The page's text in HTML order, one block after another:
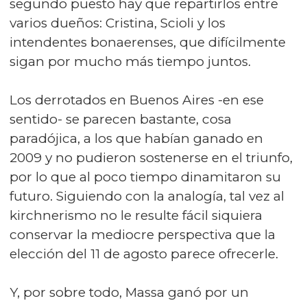
segundo puesto hay que repartirlos entre
varios dueños: Cristina, Scioli y los
intendentes bonaerenses, que difícilmente
sigan por mucho más tiempo juntos.
Los derrotados en Buenos Aires -en ese
sentido- se parecen bastante, cosa
paradójica, a los que habían ganado en
2009 y no pudieron sostenerse en el triunfo,
por lo que al poco tiempo dinamitaron su
futuro. Siguiendo con la analogía, tal vez al
kirchnerismo no le resulte fácil siquiera
conservar la mediocre perspectiva que la
elección del 11 de agosto parece ofrecerle.
Y, por sobre todo, Massa ganó por un